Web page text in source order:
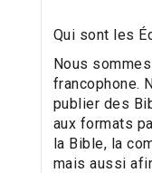
Qui sont les
Nous
francophone.
publier des
aux formats
la Bible, la
mais aussi